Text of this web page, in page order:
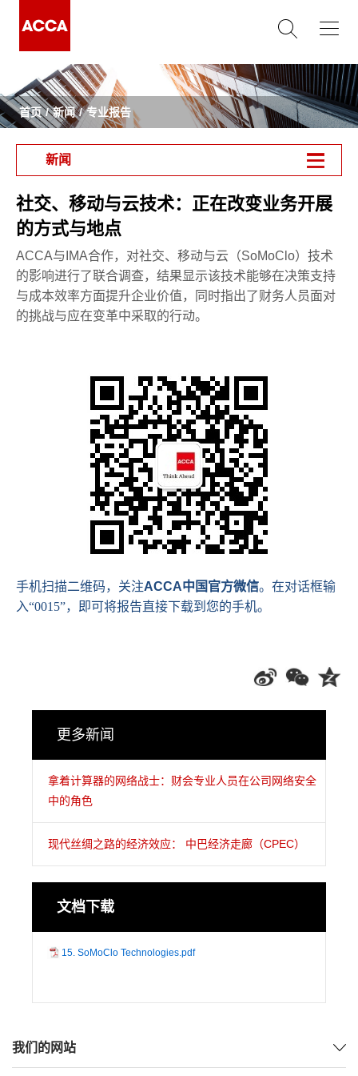
首页 新闻 专业报告
新闻
社交、移动与云技术：正在改变业务开展
的方式与地点
ACCA与IMA合作，对社交、移动与云（SoMoClo）技术
的影响进行了联合调查，结果显示该技术能够在决策支持
与成本效率方面提升企业价值，同时指出了财务人员面对
的挑战与应在变革中采取的行动。
手机扫描二维码，关注ACCA中国官方微信。在对话框输
入“0015”，即可将报告直接下载到您的手机。
更多新闻
拿着计算器的网络战士：财会专业人员在公司网络安全
中的角色
现代丝绸之路的经济效应： 中巴经济走廊（CPEC）
文档下载
15. SoMoClo Technologies.pdf
我们的网站